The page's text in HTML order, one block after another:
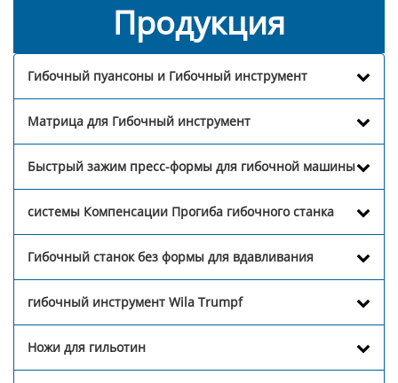
Продукция
Гибочный пуансоны и Гибочный инструмент
Матрица для Гибочный инструмент
Быстрый зажим пресс-формы для гибочной машины
системы Компенсации Прогиба гибочного станка
Гибочный станок без формы для вдавливания
гибочный инструмент Wila Trumpf
Ножи для гильотин